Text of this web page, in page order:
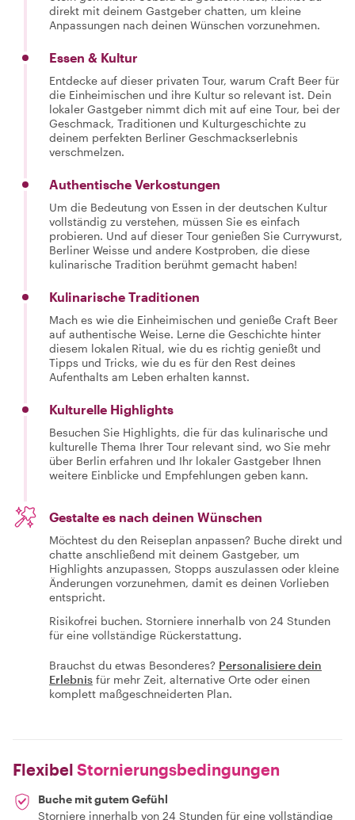
direkt mit deinem Gastgeber chatten, um kleine
Anpassungen nach deinen Wünschen vorzunehmen.
Essen & Kultur
Entdecke auf dieser privaten Tour, warum Craft Beer für
die Einheimischen und ihre Kultur so relevant ist. Dein
lokaler Gastgeber nimmt dich mit auf eine Tour, bei der
Geschmack, Traditionen und Kulturgeschichte zu
deinem perfekten Berliner Geschmackserlebnis
verschmelzen.
Authentische Verkostungen
Um die Bedeutung von Essen in der deutschen Kultur
vollständig zu verstehen, müssen Sie es einfach
probieren. Und auf dieser Tour genießen Sie Currywurst,
Berliner Weisse und andere Kostproben, die diese
kulinarische Tradition berühmt gemacht haben!
Kulinarische Traditionen
Mach es wie die Einheimischen und genieße Craft Beer
auf authentische Weise. Lerne die Geschichte hinter
diesem lokalen Ritual, wie du es richtig genießt und
Tipps und Tricks, wie du es für den Rest deines
Aufenthalts am Leben erhalten kannst.
Kulturelle Highlights
Besuchen Sie Highlights, die für das kulinarische und
kulturelle Thema Ihrer Tour relevant sind, wo Sie mehr
über Berlin erfahren und Ihr lokaler Gastgeber Ihnen
weitere Einblicke und Empfehlungen geben kann.
Gestalte es nach deinen Wünschen
Möchtest du den Reiseplan anpassen? Buche direkt und
chatte anschließend mit deinem Gastgeber, um
Highlights anzupassen, Stopps auszulassen oder kleine
Änderungen vorzunehmen, damit es deinen Vorlieben
entspricht.
Risikofrei buchen. Storniere innerhalb von 24 Stunden
für eine vollständige Rückerstattung.
Brauchst du etwas Besonderes? Personalisiere dein
Erlebnis für mehr Zeit, alternative Orte oder einen
komplett maßgeschneiderten Plan.
Flexibel Stornierungsbedingungen
Buche mit gutem Gefühl
Storniere innerhalb von 24 Stunden für eine vollständige